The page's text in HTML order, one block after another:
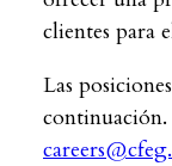
clientes para
Las